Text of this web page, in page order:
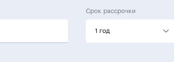
Срок рассрочки
1 год